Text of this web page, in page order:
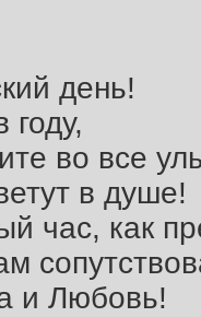
день!
во все
в душе!
час, как
и Любовь!